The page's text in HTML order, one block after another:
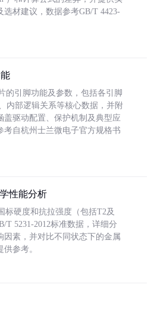
选材建议，数据参考GB/T 4423-
的引脚功能及参数，包括各引脚
内部逻辑关系等核心数据，并附
盖驱动配置、保护机制及典型应
考自杭州士兰微电子官方规格书
性能分析
标硬度和抗拉强度（包括T2及
T 5231-2012标准数据，详细分
因素，并对比不同状态下的金属
参考。